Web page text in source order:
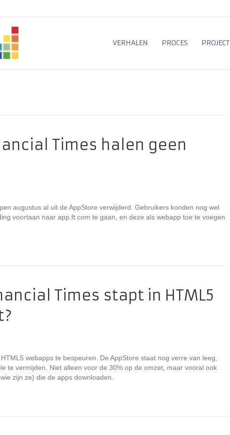
VERHALEN PROCES PROJECT
Times halen geen
augustus al uit de AppStore verwijderd. Gebruikers konden nog wel
voortaan naar app.ft.com te gaan, en deze als webapp toe te voegen
Times stapt in HTML5
webapps te bespeuren. De AppStore staat nog verre van leeg,
te vermijden. Niet alleen voor de 30% op de omzet, maar vooral ook
zijn ze) die de apps downloaden.